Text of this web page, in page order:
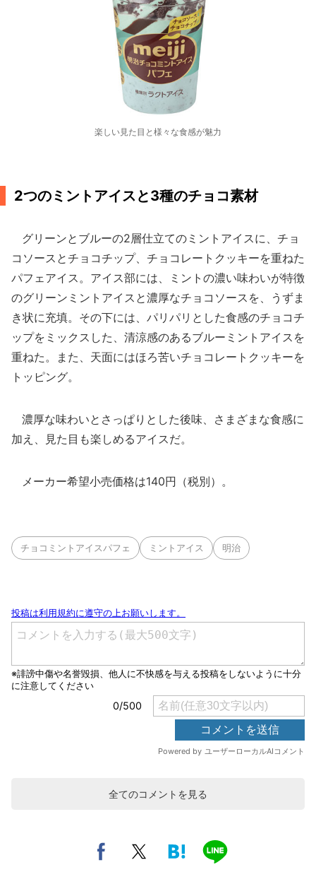
楽しい見た目と様々な食感が魅力
2つのミントアイスと3種のチョコ素材
グリーンとブルーの2層仕立てのミントアイスに、チョ
コソースとチョコチップ、チョコレートクッキーを重ねた
パフェアイス。アイス部には、ミントの濃い味わいが特徴
のグリーンミントアイスと濃厚なチョコソースを、うずま
き状に充填。その下には、パリパリとした食感のチョコチ
ップをミックスした、清涼感のあるブルーミントアイスを
重ねた。また、天面にはほろ苦いチョコレートクッキーを
トッピング。
濃厚な味わいとさっぱりとした後味、さまざまな食感に
加え、見た目も楽しめるアイスだ。
メーカー希望小売価格は140円（税別）。
チョコミントアイスパフェ ミントアイス 明治
全てのコメントを見る